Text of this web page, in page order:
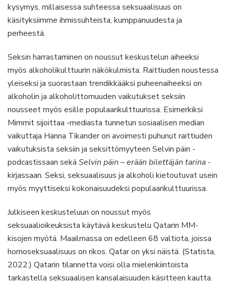
kysymys, millaisessa suhteessa seksuaalisuus on
käsityksiimme ihmissuhteista, kumppanuudesta ja
perheestä.
Seksin harrastaminen on noussut keskustelun aiheeksi
myös alkoholikulttuurin näkökulmista. Raittiuden noustessa
yleiseksi ja suorastaan trendikkääksi puheenaiheeksi on
alkoholin ja alkoholittomuuden vaikutukset seksiin
nousseet myös esille populaarikulttuurissa. Esimerkiksi
Mimmit sijoittaa -mediasta tunnetun sosiaalisen median
vaikuttaja Hanna Tikander on avoimesti puhunut raittiuden
vaikutuksista seksiin ja seksittömyyteen Selvin päin -
podcastissaan sekä Selvin päin – erään bilettäjän tarina -
kirjassaan. Seksi, seksuaalisuus ja alkoholi kietoutuvat usein
myös myyttiseksi kokonaisuudeksi populaarikulttuurissa.
Julkiseen keskusteluun on noussut myös
seksuaalioikeuksista käytävä keskustelu Qatarin MM-
kisojen myötä. Maailmassa on edelleen 68 valtiota, joissa
homoseksuaalisuus on rikos. Qatar on yksi näistä. (Statista,
2022.) Qatarin tilannetta voisi olla mielenkiintoista
tarkastella seksuaalisen kansalaisuuden käsitteen kautta.